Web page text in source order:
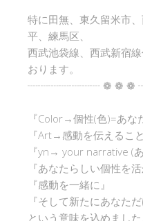
特に田無、東久留米市
平、練馬区、
西武池袋線、西武新宿
おります。
┈┈┈┈┈┈┈ ❁ ❁ ❁
『Color→個性(色)=あな
『Art→感動を伝えること
『yn→ your narrative (
『あなたらしい個性を
『感動を一緒に』
『そして新たにあなた
という意味を込めました